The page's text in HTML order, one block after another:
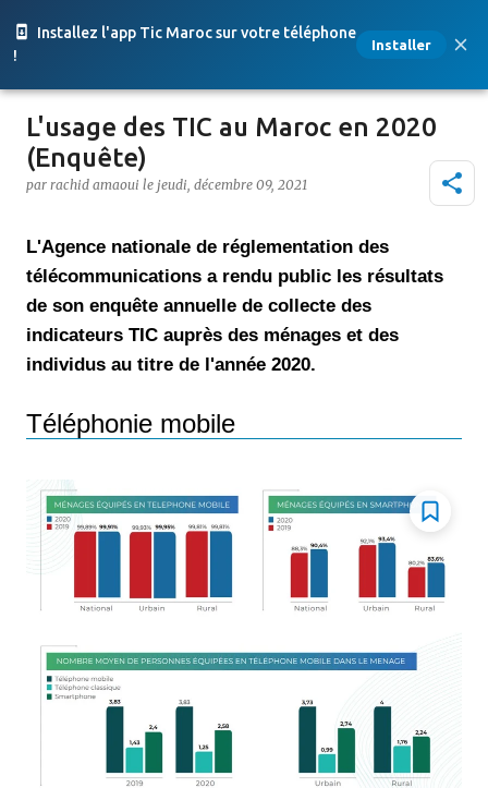
Installez l'app Tic Maroc sur votre téléphone
!
Installer
Accéder au contenu principal
L'usage des TIC au Maroc en 2020
(Enquête)
par rachid amaoui le jeudi, décembre 09, 2021
L'Agence nationale de réglementation des
télécommunications a rendu public les résultats
de son enquête annuelle de collecte des
indicateurs TIC auprès des ménages et des
individus au titre de l'année 2020.
Téléphonie mobile